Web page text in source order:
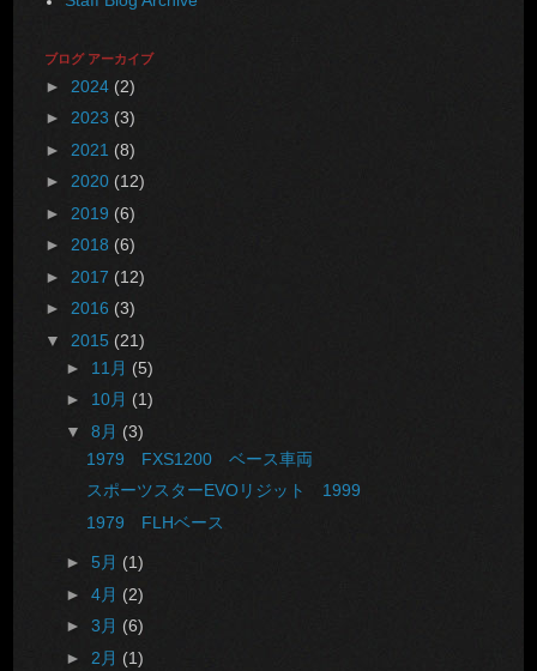
ブログ アーカイブ
► 2024 (2)
► 2023 (3)
► 2021 (8)
► 2020 (12)
► 2019 (6)
► 2018 (6)
► 2017 (12)
► 2016 (3)
▼ 2015 (21)
► 11月 (5)
► 10月 (1)
▼ 8月 (3)
1979 FXS1200 ベース車両
スポーツスターEVOリジット 1999
1979 FLHベース
► 5月 (1)
► 4月 (2)
► 3月 (6)
► 2月 (1)